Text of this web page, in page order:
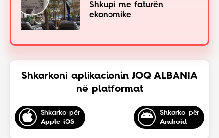
Shkupi me faturën
ekonomike
Shkarkoni aplikacionin JOQ ALBANIA
në platformat
Shkarko për
Apple iOS
Shkarko për
Android